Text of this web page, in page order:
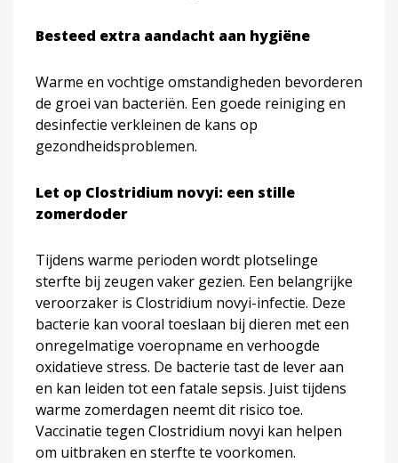
Besteed extra aandacht aan hygiëne
Warme en vochtige omstandigheden bevorderen
de groei van bacteriën. Een goede reiniging en
desinfectie verkleinen de kans op
gezondheidsproblemen.
Let op Clostridium novyi: een stille
zomerdoder
Tijdens warme perioden wordt plotselinge
sterfte bij zeugen vaker gezien. Een belangrijke
veroorzaker is Clostridium novyi-infectie. Deze
bacterie kan vooral toeslaan bij dieren met een
onregelmatige voeropname en verhoogde
oxidatieve stress. De bacterie tast de lever aan
en kan leiden tot een fatale sepsis. Juist tijdens
warme zomerdagen neemt dit risico toe.
Vaccinatie tegen Clostridium novyi kan helpen
om uitbraken en sterfte te voorkomen.